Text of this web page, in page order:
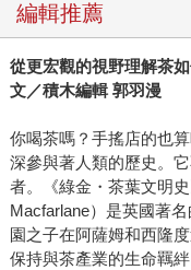
編輯推薦
從更宏觀的視野理解茶
文／積木編輯 郭羽漫
你喝茶嗎？手搖店的也
深參與著人類的歷史。
者。《綠金・茶葉文明
Macfarlane）是英國著
園之子在阿薩姆和西隆
保持與茶產業的生命羈